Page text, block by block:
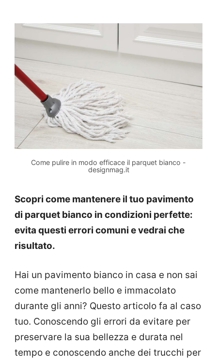
Come pulire in modo efficace il parquet bianco -
designmag.it
Scopri come mantenere il tuo pavimento
di parquet bianco in condizioni perfette:
evita questi errori comuni e vedrai che
risultato.
Hai un pavimento bianco in casa e non sai
come mantenerlo bello e immacolato
durante gli anni? Questo articolo fa al caso
tuo. Conoscendo gli errori da evitare per
preservare la sua bellezza e durata nel
tempo e conoscendo anche dei trucchi per